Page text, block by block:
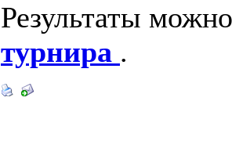
Результаты
турнира .